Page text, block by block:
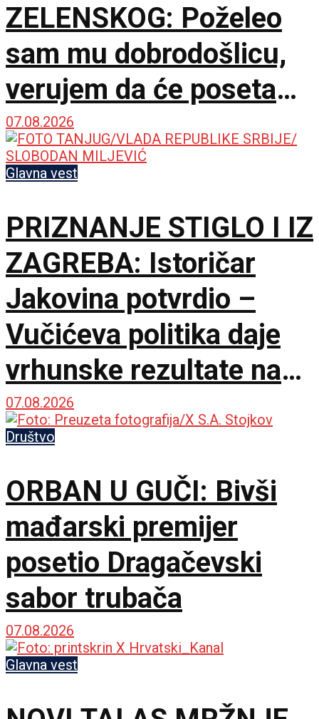
ZELENSKOG: Poželeo
sam mu dobrodošlicu,
verujem da će poseta
doprineti razvoju
odnosa
07.08.2026
Glavna vest
PRIZNANJE STIGLO I IZ
ZAGREBA: Istoričar
Jakovina potvrdio –
Vučićeva politika daje
vrhunske rezultate na
međunarodnoj sceni
07.08.2026
Društvo
ORBAN U GUČI: Bivši
mađarski premijer
posetio Dragačevski
sabor trubača
07.08.2026
Glavna vest